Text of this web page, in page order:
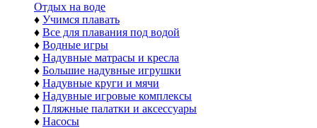
Отдых на воде
♦ Учимся плавать
♦ Все для плавания под водой
♦ Водные игры
♦ Надувные матрасы и кресла
♦ Большие надувные игрушки
♦ Надувные круги и мячи
♦ Надувные игровые комплексы
♦ Пляжные палатки и аксессуары
♦ Насосы